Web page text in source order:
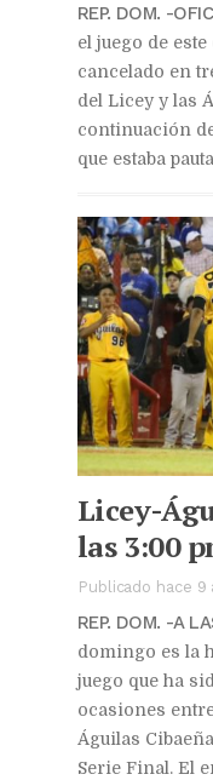
REP. DOM. -
el juego de
cancelado en
del Licey y las
continuación
que estaba
Licey-
las 3:00
Publicado hace 9
REP. DOM. -A
domingo es la
juego que ha
ocasiones
Águilas
Serie Final. El